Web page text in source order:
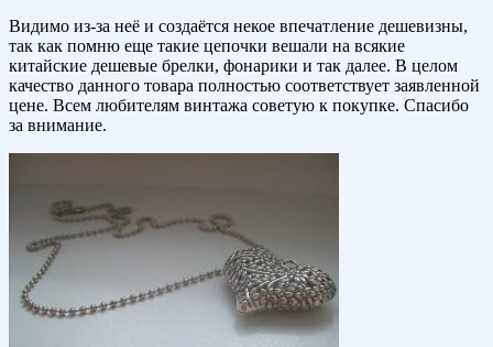
Видимо из-за неё и создаётся некое впечатление дешевизны,
так как помню еще такие цепочки вешали на всякие
китайские дешевые брелки, фонарики и так далее. В целом
качество данного товара полностью соответствует заявленной
цене. Всем любителям винтажа советую к покупке. Спасибо
за внимание.